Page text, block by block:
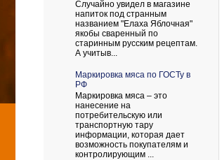
Случайно увидел в магазине
напиток под странным
названием "Елаха Яблочная"
якобы сваренный по
старинным русским рецептам.
А учитыв...
Маркировка мяса по ГОСТу в
РФ
Маркировка мяса – это
нанесение на
потребительскую или
транспортную тару
информации, которая дает
возможность покупателям и
контролирующим ...